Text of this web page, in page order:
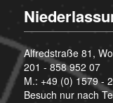
Alfredstraße 81,
201 - 858 952 07
M.: +49 (0) 1579 -
Besuch nur nach